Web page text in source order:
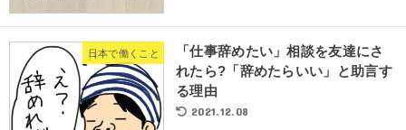
日本で働くこと
「仕事辞めたい」相談を友達にさ
れたら?「辞めたらいい」と助言す
る理由
2021.12.08